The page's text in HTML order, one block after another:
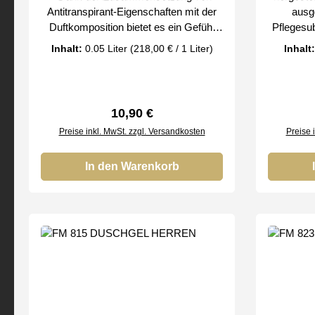
Antitranspirant-Eigenschaften mit der
Duftkomposition bietet es ein Gefühl
von Komfort und Frische. beseitigt
unangenehmen Geruch, der durch
uns erhalten Sie nur Original Düfte der
FM Group by
Inhalt: 0.05 Liter (218,00 € / 1 Liter)
Regulärer Preis:
10,90 €
Preise inkl. MwSt. zzgl. Versandkosten
In den Warenkorb
lindernd,
de
feine
uns
Inhalt:
Preise